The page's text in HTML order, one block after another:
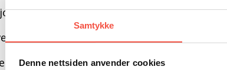
Samtykke
Denne nettsiden anvender cookies
Nansen. Norges største våghals
Høidal